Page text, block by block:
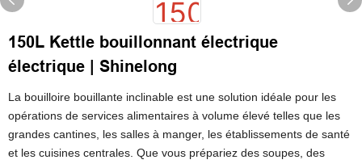
150L Kettle bouillonnant électrique
électrique | Shinelong
La bouilloire bouillante inclinable est une solution idéale pour les
opérations de services alimentaires à volume élevé telles que les
grandes cantines, les salles à manger, les établissements de santé
et les cuisines centrales. Que vous prépariez des soupes, des